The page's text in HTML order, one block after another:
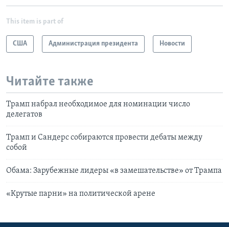
This item is part of
США Администрация президента Новости
Читайте также
Трамп набрал необходимое для номинации число
делегатов
Трамп и Сандерс собираются провести дебаты между
собой
Обама: Зарубежные лидеры «в замешательстве» от Трампа
«Крутые парни» на политической арене